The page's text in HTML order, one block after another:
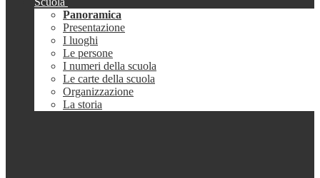
Panoramica
Presentazione
I luoghi
Le persone
I numeri della scuola
Le carte della scuola
Organizzazione
La storia